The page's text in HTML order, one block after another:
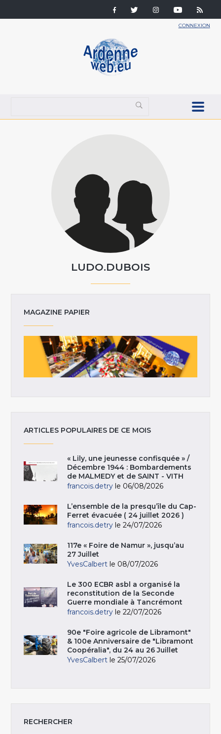
CONNEXION
LUDO.DUBOIS
MAGAZINE PAPIER
ARTICLES POPULAIRES DE CE MOIS
« Lily, une jeunesse confisquée » /
Décembre 1944 : Bombardements
de MALMEDY et de SAINT - VITH
francois.detry le 06/08/2026
L’ensemble de la presqu’île du Cap-
Ferret évacuée ( 24 juillet 2026 )
francois.detry le 24/07/2026
117e « Foire de Namur », jusqu’au
27 Juillet
YvesCalbert le 08/07/2026
Le 300 ECBR asbl a organisé la
reconstitution de la Seconde
Guerre mondiale à Tancrémont
francois.detry le 22/07/2026
90e "Foire agricole de Libramont"
& 100e Anniversaire de "Libramont
Coopéralia", du 24 au 26 Juillet
YvesCalbert le 25/07/2026
RECHERCHER